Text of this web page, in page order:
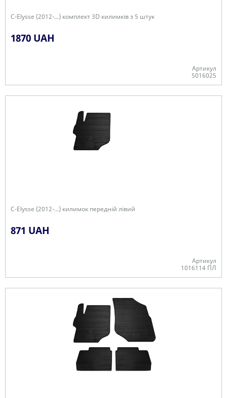
C-Elysse (2012-...) комплект 3D килимків з 5 штук
1870 UAH
Артикул
5016025
C-Elysse (2012-...) килимок передній лівий
871 UAH
Артикул
1016114 ПЛ